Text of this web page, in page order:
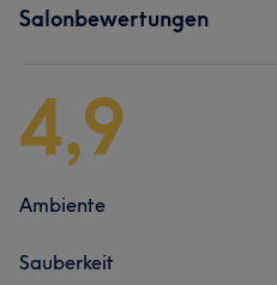
Salonbewertungen
4,9
Ambiente
Sauberkeit